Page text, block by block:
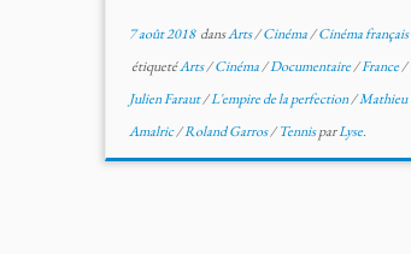
7 août 2018dansArts/Cinéma/Cinéma français
étiquetéArts/Cinéma/Documentaire/France/
Julien Faraut/L'empire de la perfection/Mathieu
Amalric/Roland Garros/TennisparLyse.